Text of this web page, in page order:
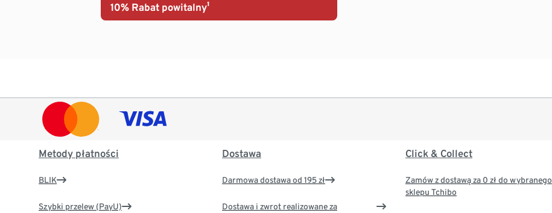
10% Rabat powitalny¹
Metody płatności
BLIK
Szybki przelew (PayU)
Dostawa
Darmowa dostawa od 195 zł
Dostawa i zwrot realizowane za
Click & Collect
Zamów z dostawą za 0 zł do wybranego
sklepu Tchibo